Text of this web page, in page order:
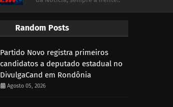
Random Posts
Partido Novo registra primeiros
candidatos a deputado estadual no
DivulgaCand em Rondônia
Agosto 05, 2026